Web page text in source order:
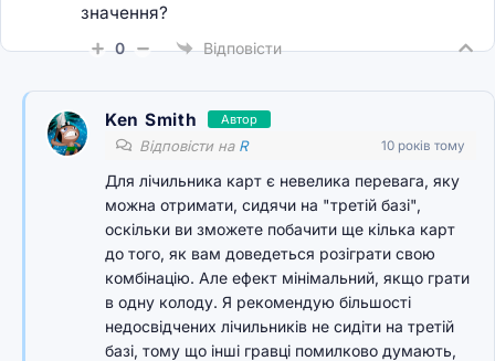
значення?
0 Відповісти
Ken Smith Автор
Відповісти на R 10 років тому
Для лічильника карт є невелика перевага, яку
можна отримати, сидячи на "третій базі",
оскільки ви зможете побачити ще кілька карт
до того, як вам доведеться розіграти свою
комбінацію. Але ефект мінімальний, якщо грати
в одну колоду. Я рекомендую більшості
недосвідчених лічильників не сидіти на третій
базі, тому що інші гравці помилково думають,